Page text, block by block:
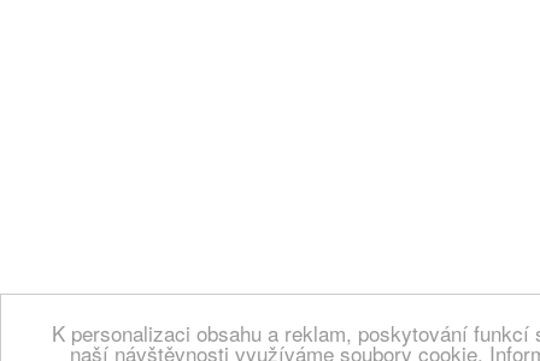
K personalizaci obsahu a reklam, poskytování
naší návštěvnosti využíváme soubory cookie.